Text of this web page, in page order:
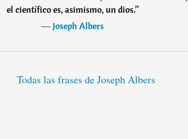
el científico es, asimismo, un dios.”
―Joseph Albers
Todas las frases de Joseph Albers